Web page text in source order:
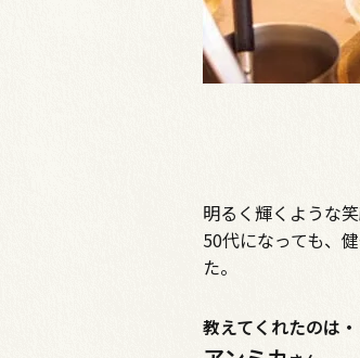
明るく輝くような
50代になっても、
た。
教えてくれたのは・